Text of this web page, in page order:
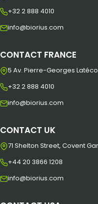
+32 2 888 4010
info@biorius.com
CONTACT FRANCE
5 Av. Pierre-Georges
+32 2 888 4010
info@biorius.com
CONTACT UK
71 Shelton Street, Covent
+44 20 3866 1208
info@biorius.com